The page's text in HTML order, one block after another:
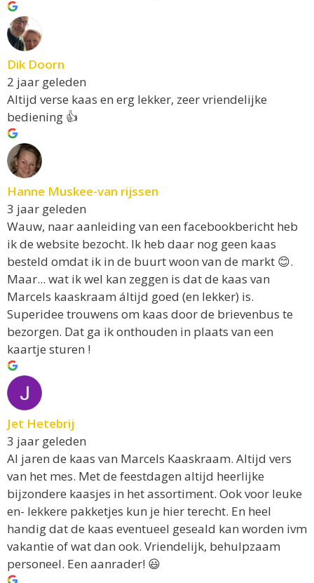
Dik Doorn
2 jaar geleden
Altijd verse kaas en erg lekker, zeer vriendelijke
bediening 👍
Hanne Muskee-van rijssen
3 jaar geleden
Wauw, naar aanleiding van een facebookbericht heb
ik de website bezocht. Ik heb daar nog geen kaas
besteld omdat ik in de buurt woon van de markt 😊.
Maar... wat ik wel kan zeggen is dat de kaas van
Marcels kaaskraam áltijd goed (en lekker) is.
Superidee trouwens om kaas door de brievenbus te
bezorgen. Dat ga ik onthouden in plaats van een
kaartje sturen !
Jet Hetebrij
3 jaar geleden
Al jaren de kaas van Marcels Kaaskraam. Altijd vers
van het mes. Met de feestdagen altijd heerlijke
bijzondere kaasjes in het assortiment. Ook voor leuke
en- lekkere pakketjes kun je hier terecht. En heel
handig dat de kaas eventueel geseald kan worden ivm
vakantie of wat dan ook. Vriendelijk, behulpzaam
personeel. Een aanrader! 😃